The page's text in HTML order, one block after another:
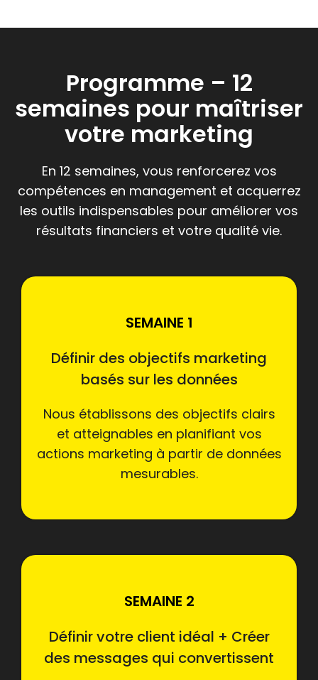
Programme – 12
semaines pour maîtriser
votre marketing
En 12 semaines, vous renforcerez vos
compétences en management et acquerrez
les outils indispensables pour améliorer vos
résultats financiers et votre qualité vie.
SEMAINE 1
Définir des objectifs marketing
basés sur les données
Nous établissons des objectifs clairs
et atteignables en planifiant vos
actions marketing à partir de données
mesurables.
SEMAINE 2
Définir votre client idéal + Créer
des messages qui convertissent